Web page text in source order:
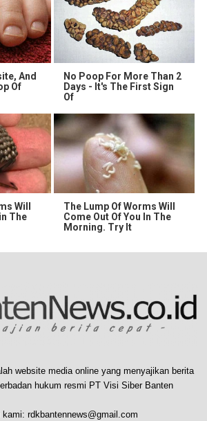
And
Of
No Poop For More Than 2
Days - It's The First Sign
Of
Will
The
The Lump Of Worms Will
Come Out Of You In The
Morning. Try It
website media online yang menyajikan berita
hukum resmi PT Visi Siber Banten
kami: rdkbantennews@gmail.com